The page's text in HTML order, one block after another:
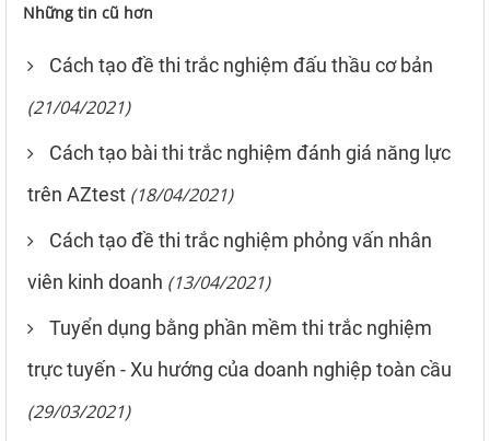
Những tin cũ hơn
Cách tạo đề thi trắc nghiệm đấu thầu cơ bản
(21/04/2021)
Cách tạo bài thi trắc nghiệm đánh giá năng lực
trên AZtest (18/04/2021)
Cách tạo đề thi trắc nghiệm phỏng vấn nhân
viên kinh doanh (13/04/2021)
Tuyển dụng bằng phần mềm thi trắc nghiệm
trực tuyến - Xu hướng của doanh nghiệp toàn cầu
(29/03/2021)